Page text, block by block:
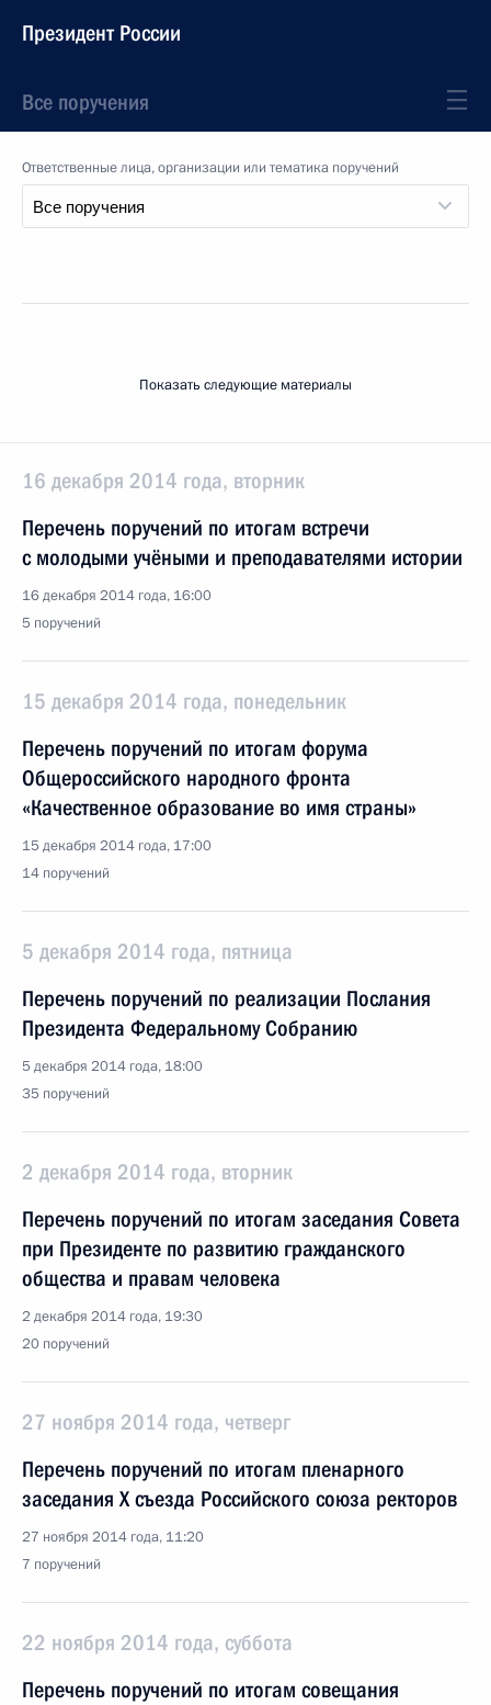
Президент России
Все поручения
Ответственные лица, организации или тематика поручений
Показать следующие материалы
16 декабря 2014 года, вторник
Перечень поручений по итогам встречи
с молодыми учёными и преподавателями истории
16 декабря 2014 года, 16:00
5 поручений
15 декабря 2014 года, понедельник
Перечень поручений по итогам форума
Общероссийского народного фронта
«Качественное образование во имя страны»
15 декабря 2014 года, 17:00
14 поручений
5 декабря 2014 года, пятница
Перечень поручений по реализации Послания
Президента Федеральному Собранию
5 декабря 2014 года, 18:00
35 поручений
2 декабря 2014 года, вторник
Перечень поручений по итогам заседания Совета
при Президенте по развитию гражданского
общества и правам человека
2 декабря 2014 года, 19:30
20 поручений
27 ноября 2014 года, четверг
Перечень поручений по итогам пленарного
заседания X съезда Российского союза ректоров
27 ноября 2014 года, 11:20
7 поручений
22 ноября 2014 года, суббота
Перечень поручений по итогам совещания